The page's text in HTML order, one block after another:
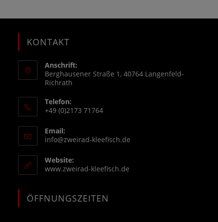
KONTAKT
Anschrift:
Berghausener Straße 1, 40764 Langenfeld-
Richrath
Telefon:
+49 (0)2173 71764
Email:
info@zweirad-kleefisch.de
Website:
www.zweirad-kleefisch.de
ÖFFNUNGSZEITEN